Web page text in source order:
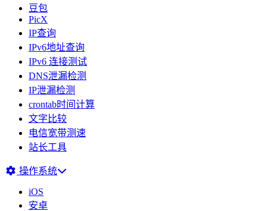
豆包
PicX
IP查询
IPv6地址查询
IPv6 连接测试
DNS泄漏检测
IP泄漏检测
crontab时间计算
文字比较
电信宽带测速
站长工具
操作系统
iOS
安卓